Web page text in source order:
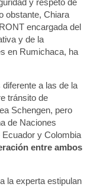
y respeto de
obstante, Chiara
encargada del
y de la
en Rumichaca, ha
a las de la
tránsito de
Schengen, pero
de Naciones
y Colombia
entre ambos
la experta estipulan